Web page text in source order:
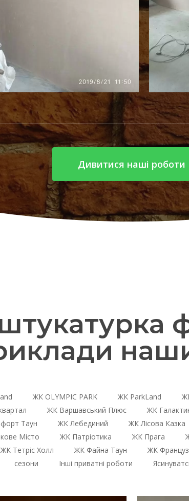
Дивитися наші роботи
ЖК OLYMPIC PARK ЖК ParkLand
ЖК Варшавський Плюс ЖК
Таун ЖК Лебединий ЖК Лісова Казка
Місто ЖК Патріотика ЖК Прага
ЖК Тетріс Холл ЖК Файна Таун ЖК
сезони
Інші приватні роботи